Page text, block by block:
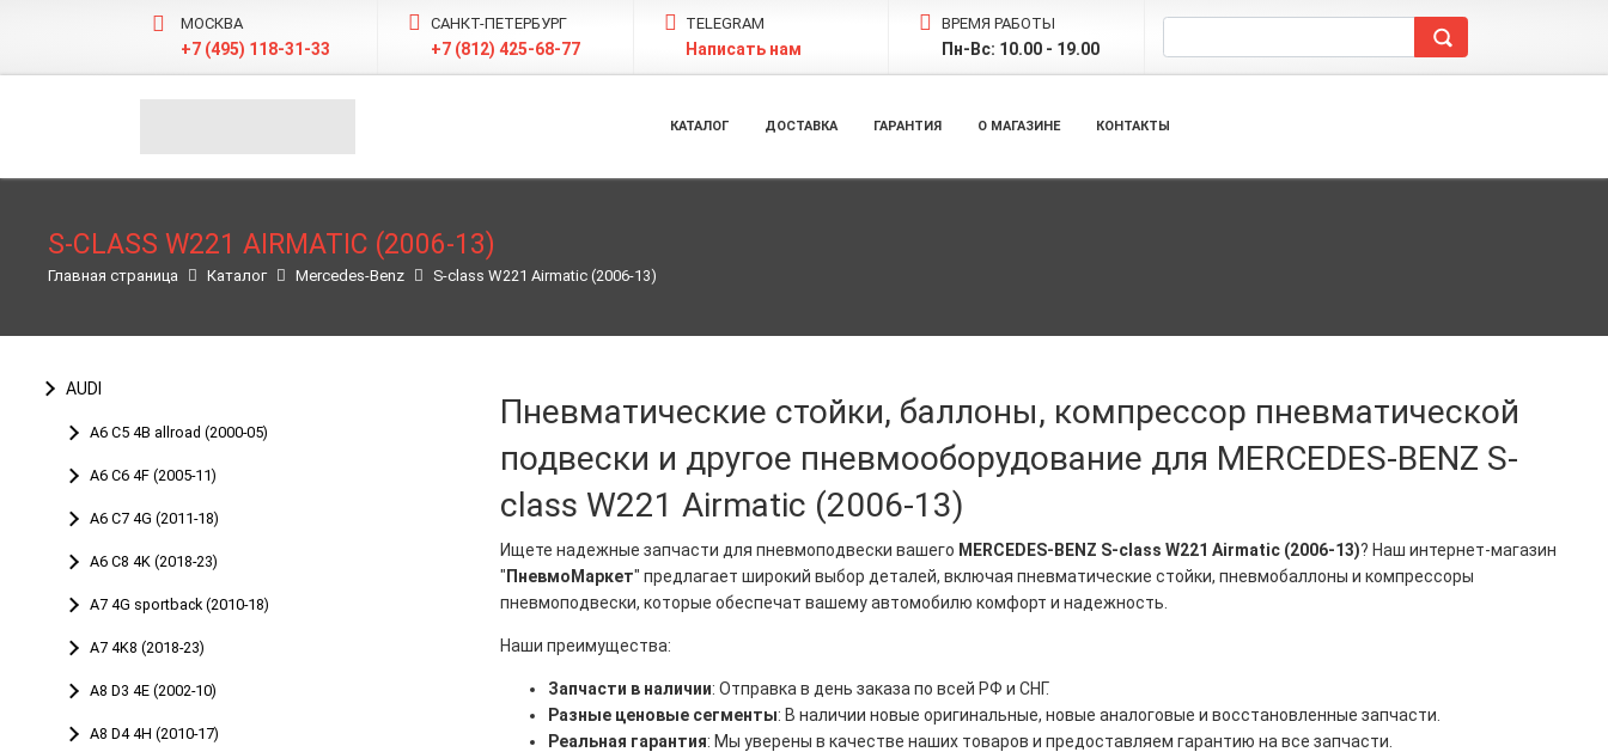
МОСКВА
+7 (495) 118-31-33
САНКТ-ПЕТЕРБУРГ
+7 (812) 425-68-77
TELEGRAM
Написать нам
ВРЕМЯ РАБОТЫ
Пн-Вс: 10.00 - 19.00
КАТАЛОГ ДОСТАВКА ГАРАНТИЯ О МАГАЗИНЕ КОНТАКТЫ
S-CLASS W221 AIRMATIC (2006-13)
Главная страница Каталог Merсedes-Benz S-class W221 Airmatic (2006-13)
AUDI
A6 C5 4B allroad (2000-05)
A6 С6 4F (2005-11)
A6 C7 4G (2011-18)
A6 C8 4K (2018-23)
A7 4G sportback (2010-18)
A7 4K8 (2018-23)
A8 D3 4E (2002-10)
A8 D4 4H (2010-17)
Пневматические стойки, баллоны, компрессор пневматической
подвески и другое пневмооборудование для MERCEDES-BENZ S-
class W221 Airmatic (2006-13)
Ищете надежные запчасти для пневмоподвески вашего MERCEDES-BENZ S-class W221 Airmatic (2006-13)? Наш интернет-магазин
" ПневмоМаркет" предлагает широкий выбор деталей, включая пневматические стойки, пневмобаллоны и компрессоры
пневмоподвески, которые обеспечат вашему автомобилю комфорт и надежность.
Наши преимущества:
Запчасти в наличии: Отправка в день заказа по всей РФ и СНГ.
Разные ценовые сегменты: В наличии новые оригинальные, новые аналоговые и восстановленные запчасти.
Реальная гарантия: Мы уверены в качестве наших товаров и предоставляем гарантию на все запчасти.